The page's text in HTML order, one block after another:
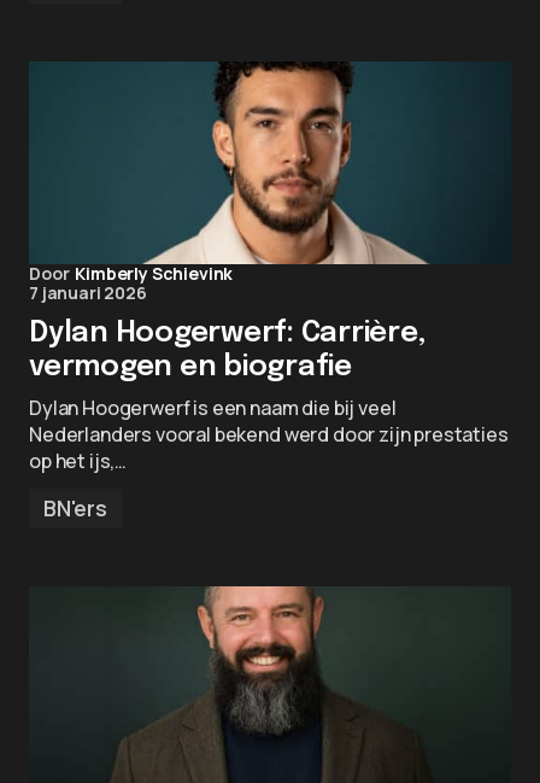
Door Kimberly Schievink
7 januari 2026
Dylan Hoogerwerf: Carrière,
vermogen en biografie
Dylan Hoogerwerf is een naam die bij veel
Nederlanders vooral bekend werd door zijn prestaties
op het ijs,…
BN'ers